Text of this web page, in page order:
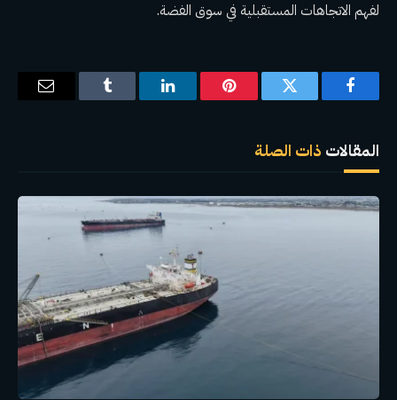
لفهم الاتجاهات المستقبلية في سوق الفضة.
فيسبوك تويتر بينتيريستلينكدإن Tumblr
البريد
المقالات ذات الصلة